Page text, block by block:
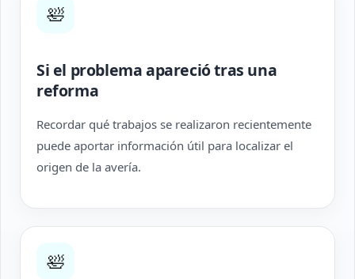
🛀
Si el problema apareció tras una
reforma
Recordar qué trabajos se realizaron recientemente
puede aportar información útil para localizar el
origen de la avería.
🛀